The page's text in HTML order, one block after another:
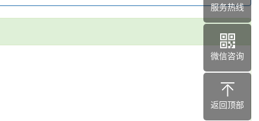
服务热线
微信咨询
返回顶部